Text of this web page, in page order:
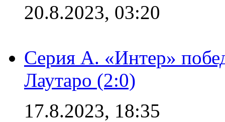
20.8.2023, 03:20
Серия А. «Интер»
Лаутаро (2:0)
17.8.2023, 18:35